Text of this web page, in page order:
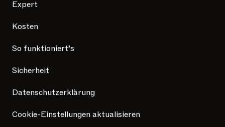
Expert
Kosten
So funktioniert’s
Sicherheit
Datenschutzerklärung
Cookie-Einstellungen aktualisieren